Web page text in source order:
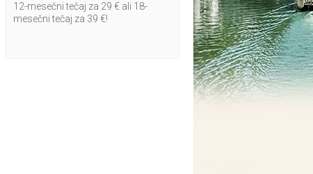
12-mesečni tečaj za 29 € ali 18-
mesečni tečaj za 39 €!